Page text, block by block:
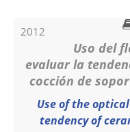
2012
Uso del
evaluar la
cocción de
Use of the
tendency of